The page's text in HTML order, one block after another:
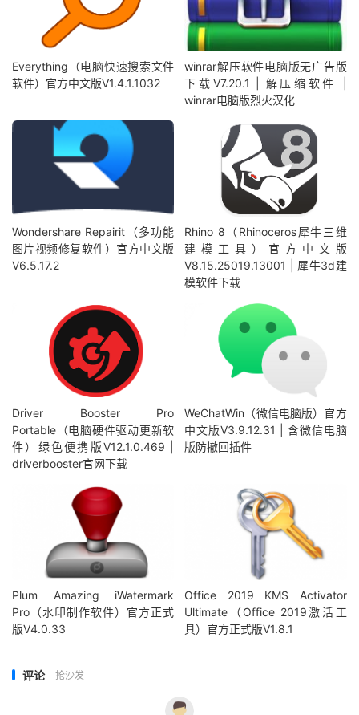
Everything（电脑快速搜索文件
软件）官方中文版V1.4.1.1032
winrar解压软件电脑版无广告版
下载V7.20.1 | 解压缩软件 |
winrar电脑版烈火汉化
Wondershare Repairit（多功能
图片视频修复软件）官方中文版
V6.5.17.2
Rhino 8（Rhinoceros犀牛三维
建模工具）官方中文版
V8.15.25019.13001 | 犀牛3d建
模软件下载
Driver Booster Pro
Portable（电脑硬件驱动更新软
件）绿色便携版V12.1.0.469 |
driverbooster官网下载
WeChatWin（微信电脑版）官方
中文版V3.9.12.31 | 含微信电脑
版防撤回插件
Plum Amazing iWatermark
Pro（水印制作软件）官方正式
版V4.0.33
Office 2019 KMS Activator
Ultimate（Office 2019激活工
具）官方正式版V1.8.1
评论 抢沙发